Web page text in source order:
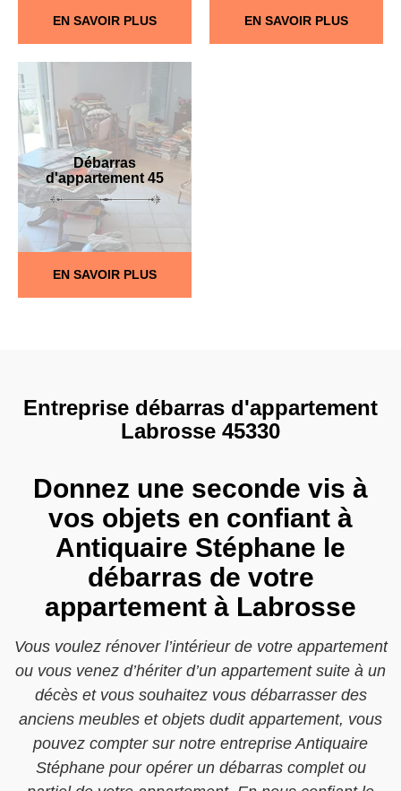
EN SAVOIR PLUS EN SAVOIR PLUS
Débarras
d'appartement 45
EN SAVOIR PLUS
Entreprise débarras d'appartement
Labrosse 45330
Donnez une seconde vis à
vos objets en confiant à
Antiquaire Stéphane le
débarras de votre
appartement à Labrosse
Vous voulez rénover l’intérieur de votre appartement
ou vous venez d’hériter d’un appartement suite à un
décès et vous souhaitez vous débarrasser des
anciens meubles et objets dudit appartement, vous
pouvez compter sur notre entreprise Antiquaire
Stéphane pour opérer un débarras complet ou